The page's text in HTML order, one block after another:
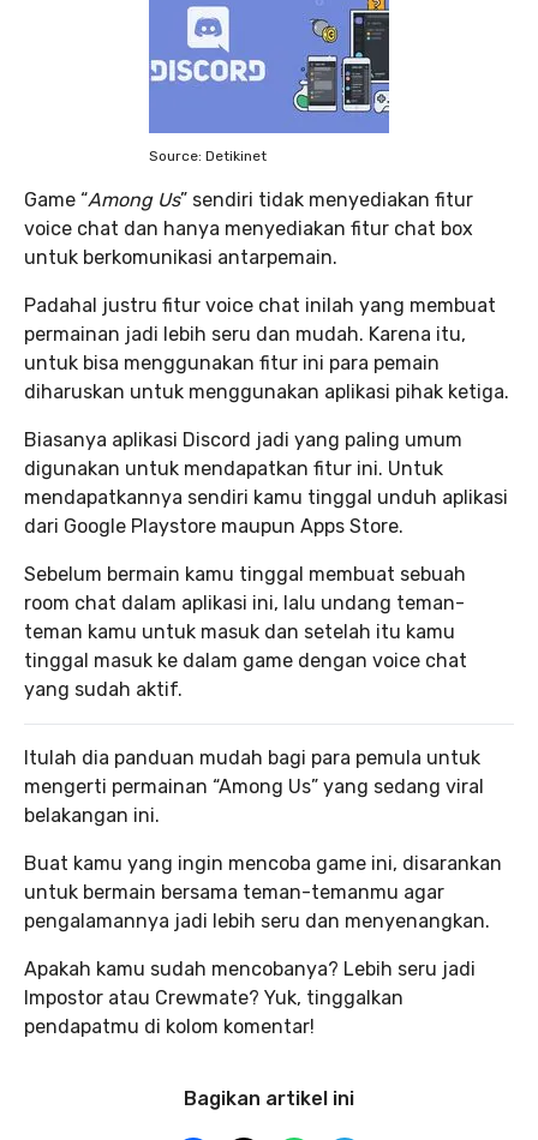
Source: Detikinet
Game “Among Us” sendiri tidak menyediakan fitur
voice chat dan hanya menyediakan fitur chat box
untuk berkomunikasi antarpemain.
Padahal justru fitur voice chat inilah yang membuat
permainan jadi lebih seru dan mudah. Karena itu,
untuk bisa menggunakan fitur ini para pemain
diharuskan untuk menggunakan aplikasi pihak ketiga.
Biasanya aplikasi Discord jadi yang paling umum
digunakan untuk mendapatkan fitur ini. Untuk
mendapatkannya sendiri kamu tinggal unduh aplikasi
dari Google Playstore maupun Apps Store.
Sebelum bermain kamu tinggal membuat sebuah
room chat dalam aplikasi ini, lalu undang teman-
teman kamu untuk masuk dan setelah itu kamu
tinggal masuk ke dalam game dengan voice chat
yang sudah aktif.
Itulah dia panduan mudah bagi para pemula untuk
mengerti permainan “Among Us” yang sedang viral
belakangan ini.
Buat kamu yang ingin mencoba game ini, disarankan
untuk bermain bersama teman-temanmu agar
pengalamannya jadi lebih seru dan menyenangkan.
Apakah kamu sudah mencobanya? Lebih seru jadi
Impostor atau Crewmate? Yuk, tinggalkan
pendapatmu di kolom komentar!
Bagikan artikel ini